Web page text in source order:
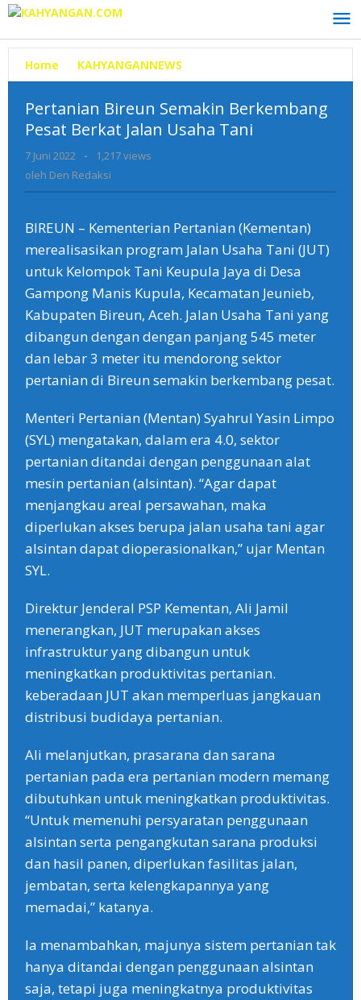
Lewati
konten
Home
KAHYANGANNEWS
Bireun
Semakin
Berkembang
Pesat
Pertanian Bireun Semakin Berkembang
Pesat Berkat Jalan Usaha Tani
7 Juni 2022
oleh
Den
-
1,217 views
oleh Den Redaksi
BIREUN – Kementerian Pertanian (Kementan)
merealisasikan program Jalan Usaha Tani (JUT)
untuk Kelompok Tani Keupula Jaya di Desa
Gampong Manis Kupula, Kecamatan Jeunieb,
Kabupaten Bireun, Aceh. Jalan Usaha Tani yang
dibangun dengan dengan panjang 545 meter
dan lebar 3 meter itu mendorong sektor
pertanian di Bireun semakin berkembang pesat.
Menteri Pertanian (Mentan) Syahrul Yasin Limpo
(SYL) mengatakan, dalam era 4.0, sektor
pertanian ditandai dengan penggunaan alat
mesin pertanian (alsintan). “Agar dapat
menjangkau areal persawahan, maka
diperlukan akses berupa jalan usaha tani agar
alsintan dapat dioperasionalkan,” ujar Mentan
SYL.
Direktur Jenderal PSP Kementan, Ali Jamil
menerangkan, JUT merupakan akses
infrastruktur yang dibangun untuk
meningkatkan produktivitas pertanian.
keberadaan JUT akan memperluas jangkauan
distribusi budidaya pertanian.
Ali melanjutkan, prasarana dan sarana
pertanian pada era pertanian modern memang
dibutuhkan untuk meningkatkan produktivitas.
“Untuk memenuhi persyaratan penggunaan
alsintan serta pengangkutan sarana produksi
dan hasil panen, diperlukan fasilitas jalan,
jembatan, serta kelengkapannya yang
memadai,” katanya.
Ia menambahkan, majunya sistem pertanian tak
hanya ditandai dengan penggunaan alsintan
saja, tetapi juga meningkatnya produktivitas